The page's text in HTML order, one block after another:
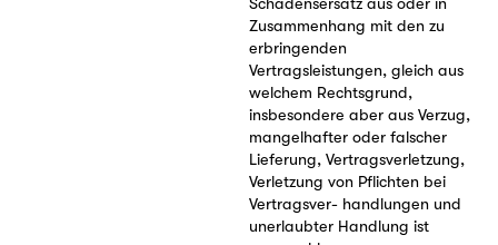
Zusammenhang mit den zu
erbringenden
Vertragsleistungen, gleich aus
welchem Rechtsgrund,
insbesondere aber aus Verzug,
mangelhafter oder falscher
Lieferung, Vertragsverletzung,
Verletzung von Pflichten bei
Vertragsver- handlungen und
unerlaubter Handlung ist